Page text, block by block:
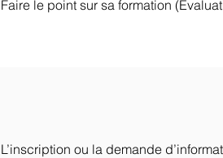
Faire le point sur sa formation
L’inscription ou la demande